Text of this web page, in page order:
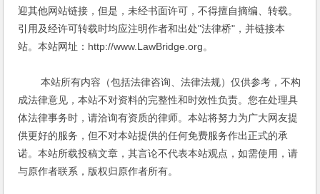
迎其他网站链接，但是，未经书面许可，不得擅自摘编、转载。
引用及经许可转载时均应注明作者和出处"法律桥"，并链接本
站。本站网址：http://www.LawBridge.org。
本站所有内容（包括法律咨询、法律法规）仅供参考，不构
成法律意见，本站不对资料的完整性和时效性负责。您在处理具
体法律事务时，请洽询有资质的律师。本站将努力为广大网友提
供更好的服务，但不对本站提供的任何免费服务作出正式的承
诺。本站所载投稿文章，其言论不代表本站观点，如需使用，请
与原作者联系，版权归原作者所有。